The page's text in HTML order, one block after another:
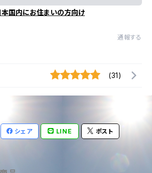
本国内にお住まいの方向け
通報する
(31)
シェア LINE ポスト